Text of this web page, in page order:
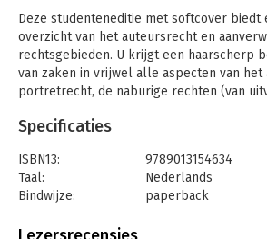
Deze studenteneditie met softcover biedt
overzicht van het auteursrecht en
rechtsgebieden. U krijgt een haarscherp
van zaken in vrijwel alle aspecten van
portretrecht, de naburige rechten (van
databankenrecht.
De ontwikkelingen op het gebied van
netwerkcommunicatie volgen elkaar in
tempo op. Daarmee neemt ook het belang
studenteneditie vindt u een grondig en
Specificaties
ISBN13:
9789013154634
Taal:
Nederlands
Bindwijze:
paperback
Uitgever: